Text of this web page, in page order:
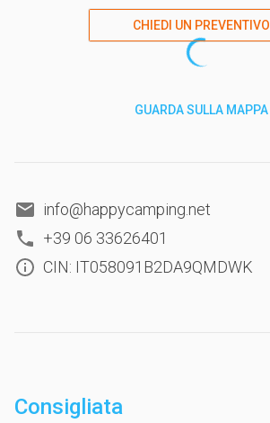
CHIEDI UN PREVENTIVO
GUARDA SULLA MAPPA
info@happycamping.net
+39 06 33626401
CIN: IT058091B2DA9QMDWK
Consigliata